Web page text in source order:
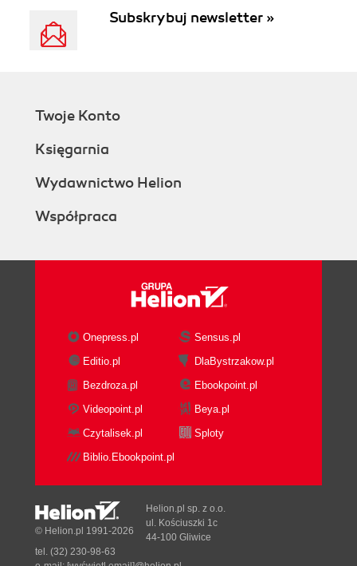
Subskrybuj newsletter »
Twoje Konto
Księgarnia
Wydawnictwo Helion
Współpraca
Onepress.pl
Sensus.pl
Editio.pl
DlaBystrzakow.pl
Bezdroza.pl
Ebookpoint.pl
Videopoint.pl
Beya.pl
Czytalisek.pl
Sploty
Biblio.Ebookpoint.pl
© Helion.pl 1991-2026
Helion.pl sp. z o.o.
ul. Kościuszki 1c
44-100 Gliwice
tel. (32) 230-98-63